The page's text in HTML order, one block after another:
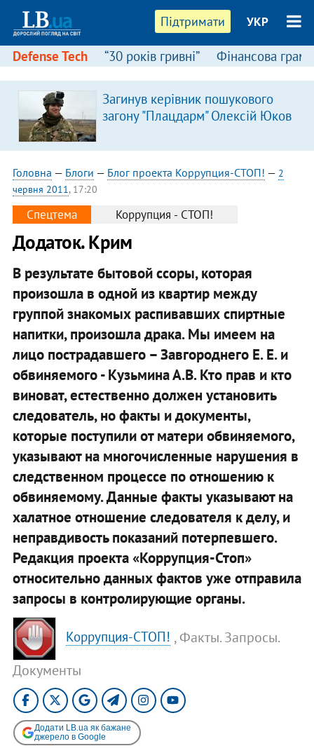
Підтримати УКР
Defense Tech “30 років гривні” Фінансова
Загинув керівник пошукового
загону "Плацдарм" Олексій Юков
Головна — Блоги — Блог проекта Коррупция-СТОП! — 2
червня 2011, 17:20
Спецтема Коррупция - СТОП!
Додаток. Крим
В результате бытовой ссоры, которая
произошла в одной из квартир между
группой знакомых распивавших спиртные
напитки, произошла драка. Мы имеем на
лицо пострадавшего – Завгороднего Е. Е. и
обвиняемого - Кузьмина А.В. Кто прав и кто
виноват, естественно должен установить
следователь, но факты и документы,
которые поступили от матери обвиняемого,
указывают на многочисленные нарушения в
следственном процессе по отношению к
обвиняемому. Данные факты указывают на
халатное отношение следователя к делу, и
неправдивость показаний потерпевшего.
Редакция проекта «Коррупция-Стоп»
относительно данных фактов уже отправила
запросы в контролирующие органы.
Коррупция-СТОП! , Факты. Запросы.
Документы
Додати LB.ua як бажане
джерело в Google